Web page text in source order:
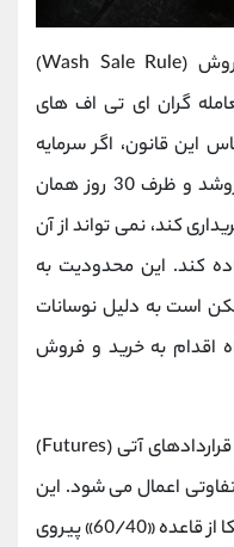
علاوه بر این، قانون شستشوی فروش (Wash Sale Rule)
گران ای ‌تی ‌اف‌ های
این قانون، اگر سرمایه‌
را با ضرر بفروشد و ظرف 30 روز همان
کند، نمی ‌تواند از آن
کند. این محدودیت به
است به دلیل نوسانات
اقدام به خرید و فروش
در مورد ای ‌تی ‌اف‌ های اهرمی که از قراردادهای آتی (Futures)
اعمال می ‌شود. این
صندوق ‌ها طبق قوانین مالیاتی آمریکا از قاعده «60/40» پیروی